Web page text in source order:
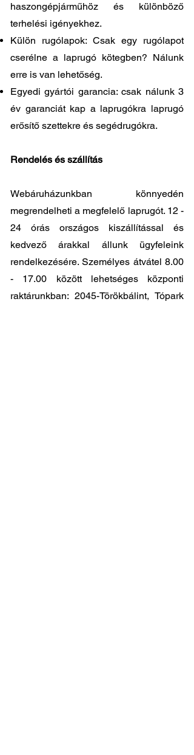
haszongépjárműhöz és különböző
terhelési igényekhez.
Külön rugólapok: Csak egy rugólapot
cserélne a laprugó kötegben? Nálunk
erre is van lehetőség.
Egyedi gyártói garancia: csak nálunk 3
év garanciát kap a laprugókra laprugó
erősítő szettekre és segédrugókra.
Rendelés és szállítás
Webáruházunkban könnyedén
megrendelheti a megfelelő laprugót. 12 -
24 órás országos kiszállítással és
kedvező árakkal állunk ügyfeleink
rendelkezésére. Személyes átvátel 8.00
- 17.00 között lehetséges központi
raktárunkban: 2045-Törökbálint, Tópark